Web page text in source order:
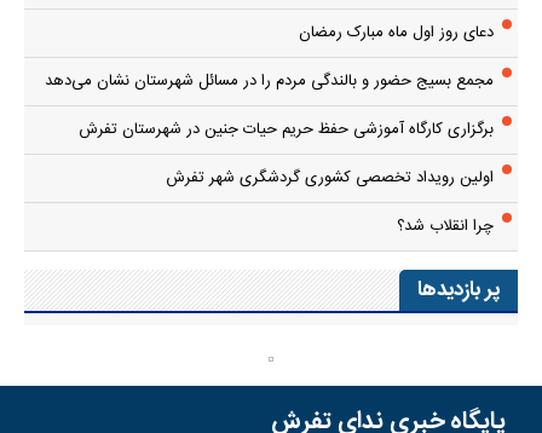
دعای روز اول ماه مبارک رمضان
مجمع بسیج حضور و بالندگی مردم را در مسائل شهرستان نشان می‌دهد
برگزاری کارگاه آموزشی حفظ حریم حیات جنین در شهرستان تفرش
اولین رویداد تخصصی کشوری گردشگری شهر تفرش
چرا انقلاب شد؟
پر بازدیدها
پایگاه خبری ندای تفرش